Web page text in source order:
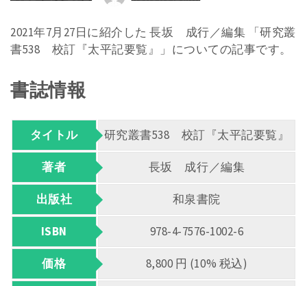
2021年7月27日に紹介した 長坂 成行／編集 「研究叢
書538 校訂『太平記要覧』」についての記事です。
書誌情報
タイトル 研究叢書538 校訂『太平記要覧』
著者 長坂 成行／編集
出版社 和泉書院
ISBN 978-4-7576-1002-6
価格 8,800 円 (10% 税込)